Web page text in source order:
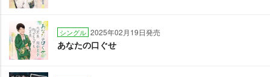
シングル 2025年02月19日発売
あなたの口ぐせ